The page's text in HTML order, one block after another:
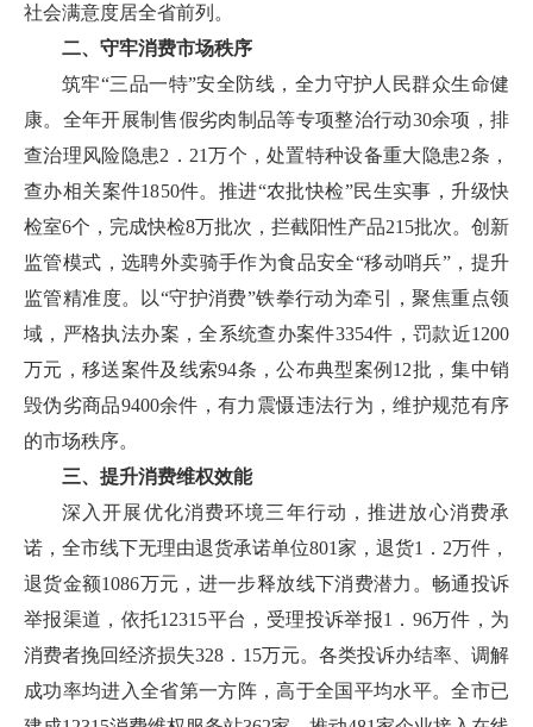
社会满意度居全省前列。
二、守牢消费市场秩序
筑牢“三品一特”安全防线，全力守护人民群众生命健
康。全年开展制售假劣肉制品等专项整治行动30余项，排
查治理风险隐患2．21万个，处置特种设备重大隐患2条，
查办相关案件1850件。推进“农批快检”民生实事，升级快
检室6个，完成快检8万批次，拦截阳性产品215批次。创新
监管模式，选聘外卖骑手作为食品安全“移动哨兵”，提升
监管精准度。以“守护消费”铁拳行动为牵引，聚焦重点领
域，严格执法办案，全系统查办案件3354件，罚款近1200
万元，移送案件及线索94条，公布典型案例12批，集中销
毁伪劣商品9400余件，有力震慑违法行为，维护规范有序
的市场秩序。
三、提升消费维权效能
深入开展优化消费环境三年行动，推进放心消费承
诺，全市线下无理由退货承诺单位801家，退货1．2万件，
退货金额1086万元，进一步释放线下消费潜力。畅通投诉
举报渠道，依托12315平台，受理投诉举报1．96万件，为
消费者挽回经济损失328．15万元。各类投诉办结率、调解
成功率均进入全省第一方阵，高于全国平均水平。全市已